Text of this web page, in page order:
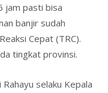
jam pasti bisa
banjir sudah
Cepat (TRC).
tingkat provinsi.
selaku Kepala